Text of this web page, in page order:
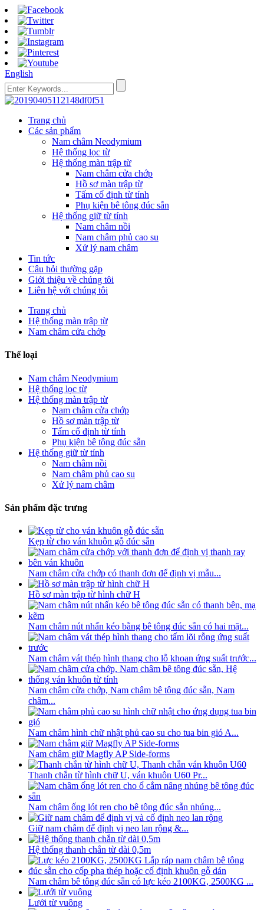
English
Trang chủ
Các sản phẩm
Nam châm Neodymium
Hệ thống lọc từ
Hệ thống màn trập từ
Nam châm cửa chớp
Hồ sơ màn trập từ
Tấm cố định từ tính
Phụ kiện bê tông đúc sẵn
Hệ thống giữ từ tính
Nam châm nồi
Nam châm phủ cao su
Xử lý nam châm
Tin tức
Câu hỏi thường gặp
Giới thiệu về chúng tôi
Liên hệ với chúng tôi
Trang chủ
Hệ thống màn trập từ
Nam châm cửa chớp
Thể loại
Nam châm Neodymium
Hệ thống lọc từ
Hệ thống màn trập từ
Nam châm cửa chớp
Hồ sơ màn trập từ
Tấm cố định từ tính
Phụ kiện bê tông đúc sẵn
Hệ thống giữ từ tính
Nam châm nồi
Nam châm phủ cao su
Xử lý nam châm
Sản phẩm đặc trưng
Kẹp từ cho ván khuôn gỗ đúc sẵn
Nam châm cửa chớp có thanh đơn để định vị mẫu...
Hồ sơ màn trập từ hình chữ H
Nam châm nút nhấn kéo bằng bê tông đúc sẵn có hai mặt...
Nam châm vát thép hình thang cho lỗ khoan ứng suất trước...
Nam châm cửa chớp, Nam châm bê tông đúc sẵn, Nam
châm...
Nam châm hình chữ nhật phủ cao su cho tua bin gió A...
Nam châm giữ Magfly AP Side-forms
Thanh chắn từ hình chữ U, ván khuôn U60 Pr...
Nam châm ống lót ren cho bê tông đúc sẵn nhúng...
Giữ nam châm để định vị neo lan rộng &...
Hệ thống thanh chắn từ dài 0,5m
Nam châm bê tông đúc sẵn có lực kéo 2100KG, 2500KG ...
Lưới từ vuông